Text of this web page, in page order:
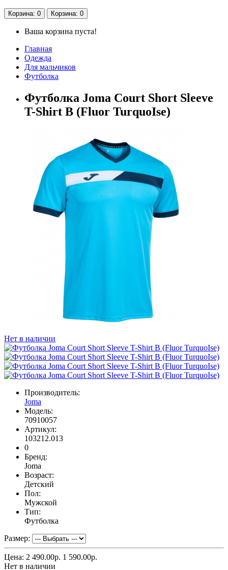
Корзина: 0 Корзина: 0
Ваша корзина пуста!
Главная
Одежда
Для мальчиков
Футболка
Футболка Joma Court Short Sleeve
T-Shirt B (Fluor TurquoIse)
Нет в наличии
Производитель:
Joma
Модель:
70910057
Артикул:
103212.013
0
Бренд:
Joma
Возраст:
Детский
Пол:
Мужской
Тип:
Футболка
Размер:
Цена: 2 490.00р. 1 590.00р.
Нет в наличии